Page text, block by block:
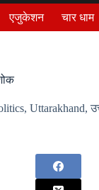
एजुकेशन चार धाम
, Uttarakhand,